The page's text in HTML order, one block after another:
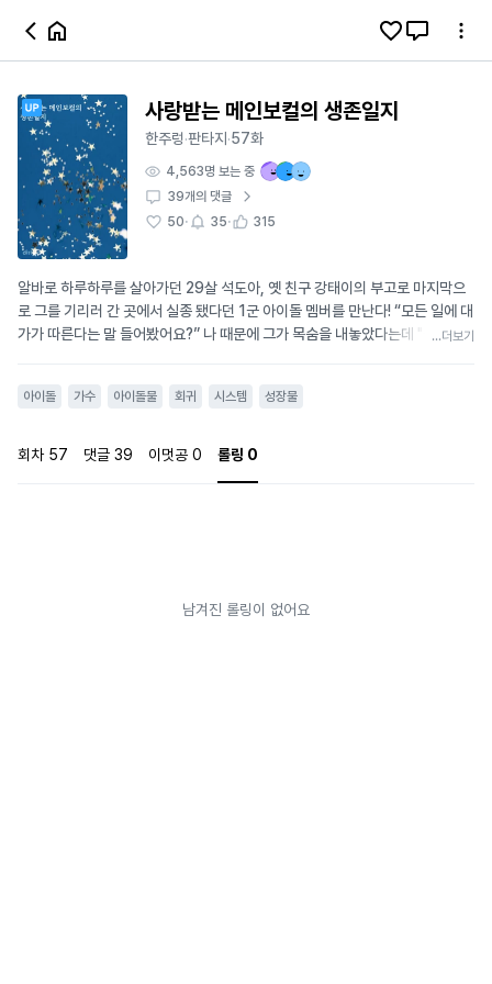
사랑받는 메인보컬의 생존일지
한주렁·판타지 ·57화
4,563명 보는 중
39개의 댓글
50· 35· 315
알바로 하루하루를 살아가던 29살 석도아, 옛 친구 강태이의 부고로 마지막으
로 그를 기리러 간 곳에서 실종 됐다던 1군 아이돌 멤버를 만난다! “모든 일에 대
가가 따른다는 말 들어봤어요?” 나 때문에 그가 목숨을 내놓았다는데 "늦기 전
남으리! [시나리오 ‘최고의 아이돌’ 승낙되었습니다. 시나리오가 시작합니다.]
...더보기
아이돌 가수 아이돌물 회귀 시스템 성장물
회차 57 댓글 39 이멋공 0 롤링 0
남겨진 롤링이 없어요